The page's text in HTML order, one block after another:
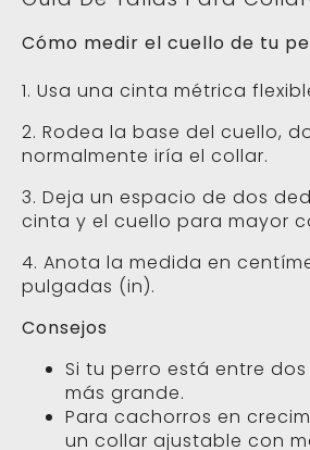
Consejos
Si tu perro está entre dos
Para cachorros en
un collar ajustable con
expansión.
S - 28 – 38 cm / 11 – 15 in
M - 38 – 48 cm / 15 – 19 in
L - 48 – 58 cm / 19 – 23 in
XL - 58 – 70 cm / 23 – 27 in